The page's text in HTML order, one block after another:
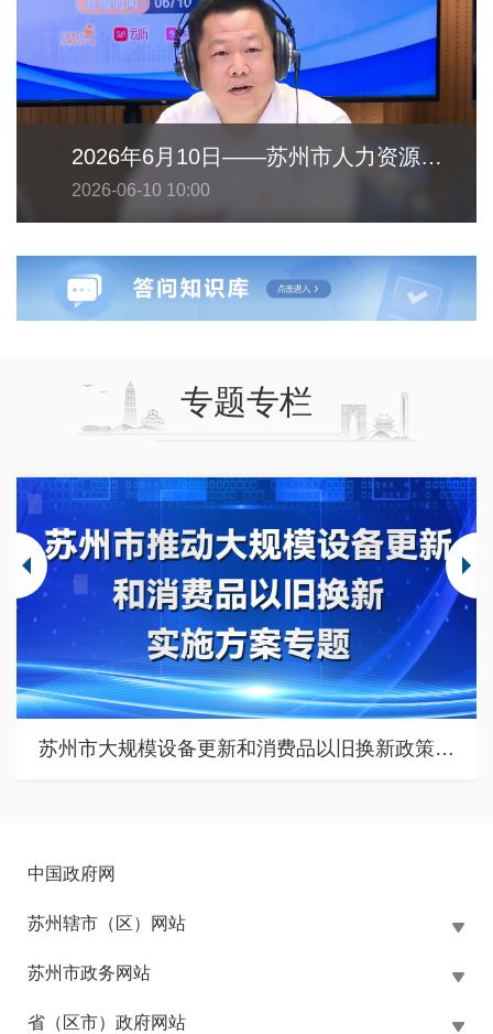
2026年6月10日——苏州市人力资源和社会保障局
2026-06-10 10:00
专题专栏
苏州市大规模设备更新和消费品以旧换新政策专题
中国政府网
苏州辖市（区）网站
苏州市政务网站
省（区市）政府网站